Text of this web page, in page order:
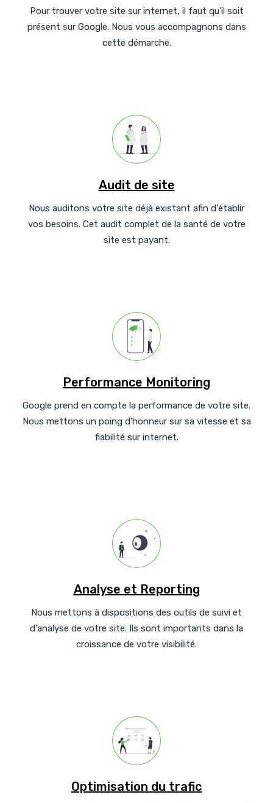
Pour trouver votre site sur internet, il faut qu'il soit
présent sur Google. Nous vous accompagnons dans
cette démarche.
Audit de site
Nous auditons votre site déjà existant afin d'établir
vos besoins. Cet audit complet de la santé de votre
site est payant.
Performance Monitoring
Google prend en compte la performance de votre site.
Nous mettons un poing d'honneur sur sa vitesse et sa
fiabilité sur internet.
Analyse et Reporting
Nous mettons à dispositions des outils de suivi et
d'analyse de votre site. Ils sont importants dans la
croissance de votre visibilité.
Optimisation du trafic